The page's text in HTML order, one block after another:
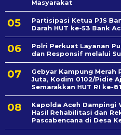
Masyarakat
Partisipasi Ketua PJS
Darah HUT ke-53 Bank
Polri Perkuat Layanan
dan Responsif melalui
Gebyar Kampung Merah
Juta, Kodim 0102/Pidie
Semarakkan HUT RI ke-81
Kapolda Aceh Dampingi
Hasil Rehabilitasi dan
Pascabencana di Desa